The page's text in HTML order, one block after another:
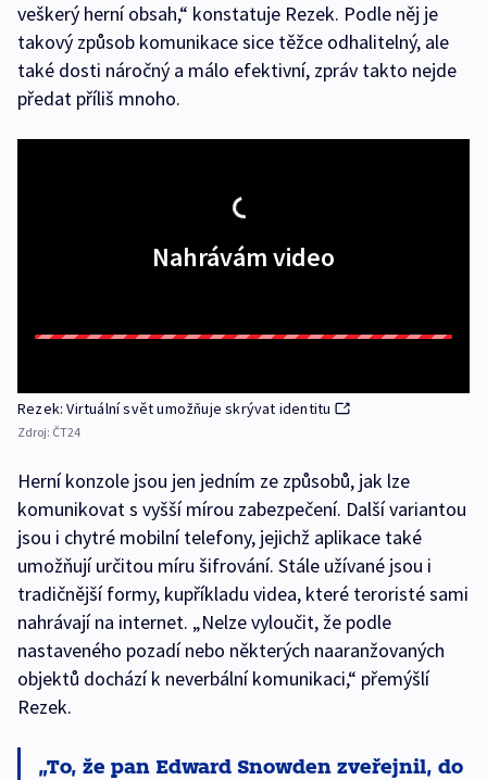
veškerý herní obsah,“ konstatuje Rezek. Podle něj je
takový způsob komunikace sice těžce odhalitelný, ale
také dosti náročný a málo efektivní, zpráv takto nejde
předat příliš mnoho.
Nahrávám video
Rezek: Virtuální svět umožňuje skrývat identitu
Zdroj: ČT24
Herní konzole jsou jen jedním ze způsobů, jak lze
komunikovat s vyšší mírou zabezpečení. Další variantou
jsou i chytré mobilní telefony, jejichž aplikace také
umožňují určitou míru šifrování. Stále užívané jsou i
tradičnější formy, kupříkladu videa, které teroristé sami
nahrávají na internet. „Nelze vyloučit, že podle
nastaveného pozadí nebo některých naaranžovaných
objektů dochází k neverbální komunikaci,“ přemýšlí
Rezek.
To, že pan Edward Snowden zveřejnil, do